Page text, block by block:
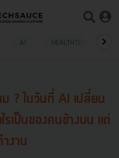
AI HEALTHTECH
? ในวันที่ AI เปลี่ยน
รเป็นของคนข้างบน แต่
งาน